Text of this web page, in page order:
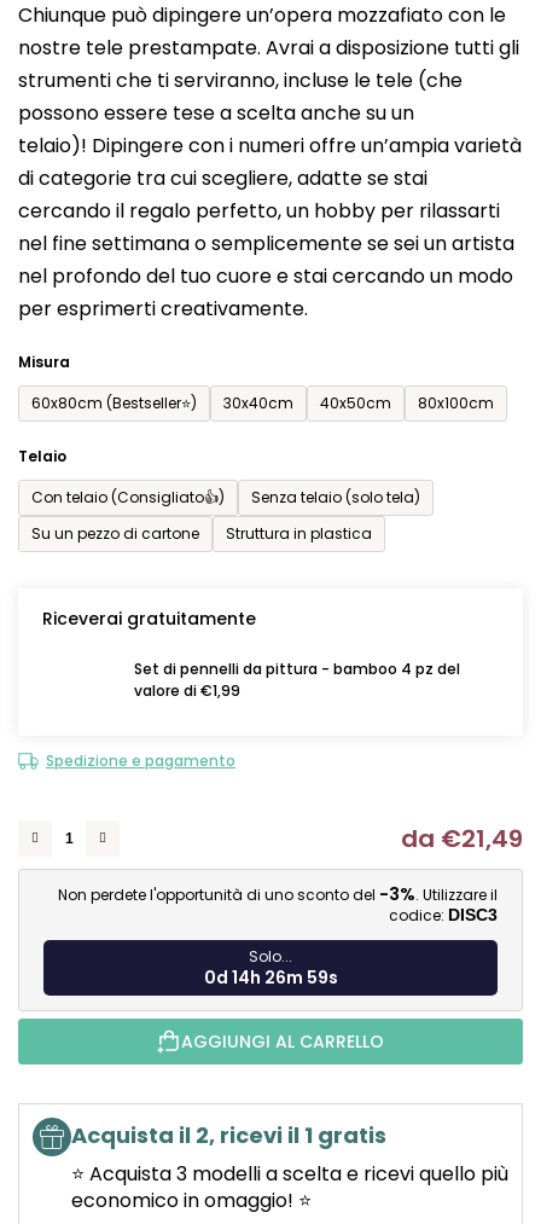
Chiunque può dipingere un’opera mozzafiato con le
nostre tele prestampate. Avrai a disposizione tutti gli
strumenti che ti serviranno, incluse le tele (che
possono essere tese a scelta anche su un
telaio)! Dipingere con i numeri offre un’ampia varietà
di categorie tra cui scegliere, adatte se stai
cercando il regalo perfetto, un hobby per rilassarti
nel fine settimana o semplicemente se sei un artista
nel profondo del tuo cuore e stai cercando un modo
per esprimerti creativamente.
Misura
60x80cm (Bestseller⭐)
30x40cm 40x50cm 80x100cm
Telaio
Con telaio (Consigliato👍)
Senza telaio (solo tela)
Su un pezzo di cartone
Struttura in plastica
Riceverai gratuitamente
Set di pennelli da pittura - bamboo 4 pz del
valore di €1,99
Spedizione e pagamento
da €21,49
Non perdete l'opportunità di uno sconto del -3%. Utilizzare il
codice: DISC3
Solo...
0d 14h 26m 59s
AGGIUNGI AL CARRELLO
Acquista il 2, ricevi il 1 gratis
⭐ Acquista 3 modelli a scelta e ricevi quello più
economico in omaggio! ⭐
prodotto
è
0,0
su
5
stelle.